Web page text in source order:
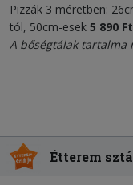
Pizzák 3 méretben:
tól, 50cm-esek 5 890 Ft
A bőségtálak tartalma
Étterem